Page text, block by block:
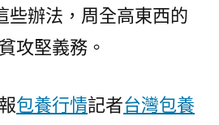
辦法，周全高東西的
攻堅義務。
包養行情記者台灣包養